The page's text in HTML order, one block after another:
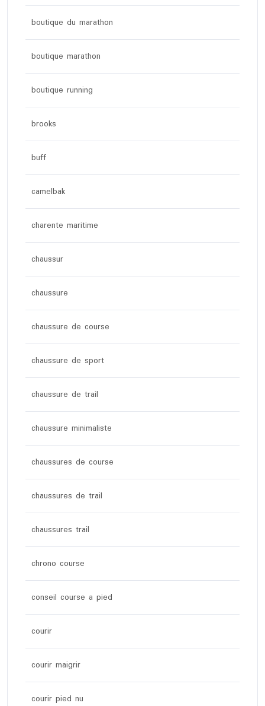
boutique du marathon
boutique marathon
boutique running
brooks
buff
camelbak
charente maritime
chaussur
chaussure
chaussure de course
chaussure de sport
chaussure de trail
chaussure minimaliste
chaussures de course
chaussures de trail
chaussures trail
chrono course
conseil course a pied
courir
courir maigrir
courir pied nu